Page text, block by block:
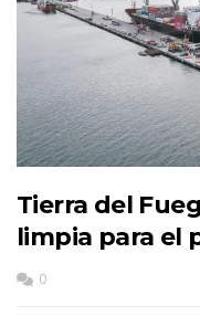
Tierra del
limpia para el
0